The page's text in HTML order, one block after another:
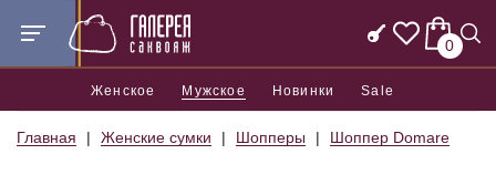
0
Женское Мужское Новинки Sale
Главная Женские сумки Шопперы Шоппер Domare